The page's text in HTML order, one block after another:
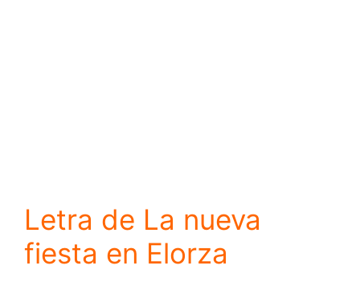
Letra de La nueva
fiesta en Elorza